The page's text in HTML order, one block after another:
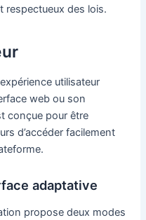
respectueux des lois.
utilisateur
web ou son
conçue pour être
d’accéder facilement
adaptative
propose deux modes